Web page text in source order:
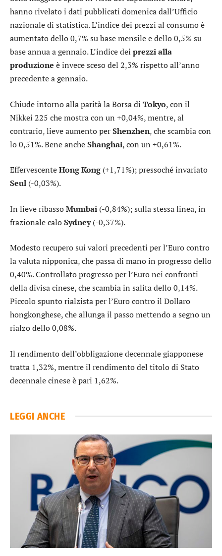
hanno rivelato i dati pubblicati domenica dall’Ufficio
nazionale di statistica. L’indice dei prezzi al consumo è
aumentato dello 0,7% su base mensile e dello 0,5% su
base annua a gennaio. L’indice dei prezzi alla
produzione è invece sceso del 2,3% rispetto all’anno
precedente a gennaio.
Chiude intorno alla parità la Borsa di Tokyo, con il
Nikkei 225 che mostra con un +0,04%, mentre, al
contrario, lieve aumento perShenzhen, che scambia con
lo 0,51%. Bene ancheShanghai, con un +0,61%.
EffervescenteHong Kong(+1,71%); pressoché invariato
Seul (-0,03%).
In lieve ribassoMumbai (-0,84%); sulla stessa linea, in
frazionale caloSydney(-0,37%).
Modesto recupero sui valori precedenti per l’Euro contro
la valuta nipponica, che passa di mano in progresso dello
0,40%. Controllato progresso per l’Euro nei confronti
della divisa cinese, che scambia in salita dello 0,14%.
Piccolo spunto rialzista per l’Euro contro il Dollaro
hongkonghese, che allunga il passo mettendo a segno un
rialzo dello 0,08%.
Il rendimento dell’obbligazione decennale giapponese
tratta 1,32%, mentre il rendimento del titolo di Stato
decennale cineseè pari 1,62%.
LEGGI ANCHE